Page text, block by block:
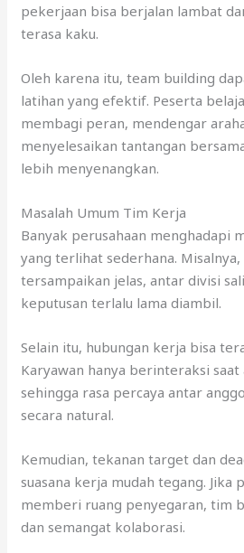
pekerjaan bisa berjalan lambat
terasa kaku.
Oleh karena itu, team building
latihan yang efektif. Peserta
membagi peran, mendengar
menyelesaikan tantangan
lebih menyenangkan.
Masalah Umum Tim Kerja
Banyak perusahaan menghadapi
yang terlihat sederhana.
tersampaikan jelas, antar divisi
keputusan terlalu lama diambil.
Selain itu, hubungan kerja bisa
Karyawan hanya berinteraksi saat
sehingga rasa percaya antar
secara natural.
Kemudian, tekanan target dan
suasana kerja mudah tegang. Jika
memberi ruang penyegaran, tim
dan semangat kolaborasi.